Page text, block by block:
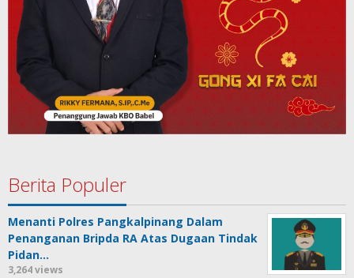
Berita Populer
Menanti Polres Pangkalpinang Dalam
Penanganan Bripda RA Atas Dugaan Tindak
Pidan…
3,264 views